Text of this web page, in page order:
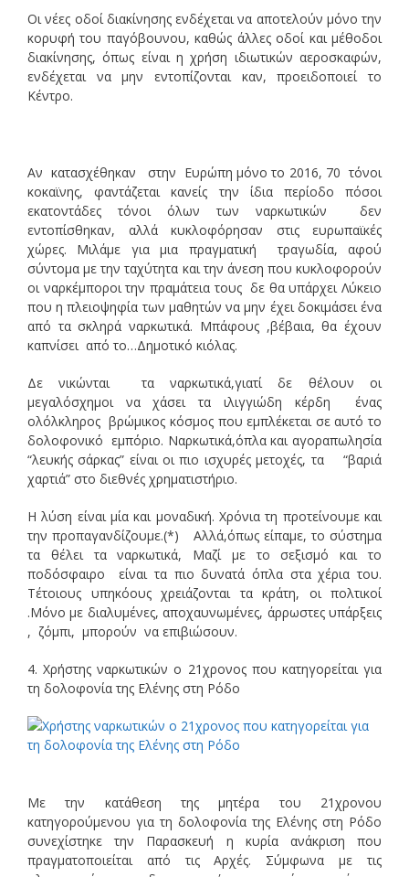
Οι νέες οδοί διακίνησης ενδέχεται να αποτελούν μόνο την
κορυφή του παγόβουνου, καθώς άλλες οδοί και μέθοδοι
διακίνησης, όπως είναι η χρήση ιδιωτικών αεροσκαφών,
ενδέχεται να μην εντοπίζονται καν, προειδοποιεί το
Κέντρο.
Αν κατασχέθηκαν στην Ευρώπη μόνο το 2016, 70 τόνοι
κοκαϊνης, φαντάζεται κανείς την ίδια περίοδο πόσοι
εκατοντάδες τόνοι όλων των ναρκωτικών δεν
εντοπίσθηκαν, αλλά κυκλοφόρησαν στις ευρωπαϊκές
χώρες. Μιλάμε για μια πραγματική τραγωδία, αφού
σύντομα με την ταχύτητα και την άνεση που κυκλοφορούν
οι ναρκέμποροι την πραμάτεια τους δε θα υπάρχει Λύκειο
που η πλειοψηφία των μαθητών να μην έχει δοκιμάσει ένα
από τα σκληρά ναρκωτικά. Μπάφους ,βέβαια, θα έχουν
καπνίσει από το…Δημοτικό κιόλας.
Δε νικώνται τα ναρκωτικά,γιατί δε θέλουν οι
μεγαλόσχημοι να χάσει τα ιλιγγιώδη κέρδη ένας
ολόλκληρος βρώμικος κόσμος που εμπλέκεται σε αυτό το
δολοφονικό εμπόριο. Ναρκωτικά,όπλα και αγοραπωλησία
“λευκής σάρκας” είναι οι πιο ισχυρές μετοχές, τα “βαριά
χαρτιά” στο διεθνές χρηματιστήριο.
Η λύση είναι μία και μοναδική. Χρόνια τη προτείνουμε και
την προπαγανδίζουμε.(*) Αλλά,όπως είπαμε, το σύστημα
τα θέλει τα ναρκωτικά, Μαζί με το σεξισμό και το
ποδόσφαιρο είναι τα πιο δυνατά όπλα στα χέρια του.
Τέτοιους υπηκόους χρειάζονται τα κράτη, οι πολτικοί
.Μόνο με διαλυμένες, αποχαυνωμένες, άρρωστες υπάρξεις
, ζόμπι, μπορούν να επιβιώσουν.
4. Χρήστης ναρκωτικών ο 21χρονος που κατηγορείται για
τη δολοφονία της Ελένης στη Ρόδο
Με την κατάθεση της μητέρα του 21χρονου
κατηγορούμενου για τη δολοφονία της Ελένης στη Ρόδο
συνεχίστηκε την Παρασκευή η κυρία ανάκριση που
πραγματοποιείται από τις Αρχές. Σύμφωνα με τις